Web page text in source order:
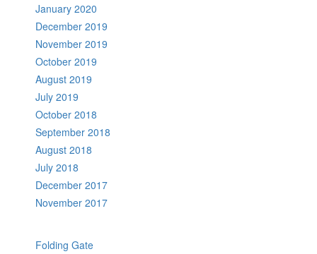
January 2020
December 2019
November 2019
October 2019
August 2019
July 2019
October 2018
September 2018
August 2018
July 2018
December 2017
November 2017
Folding Gate